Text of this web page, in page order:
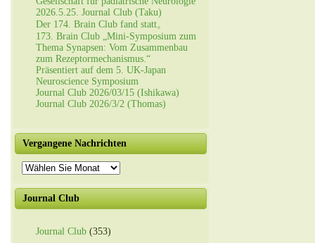
2026.5.25. Journal Club (Taku)
Der 174. Brain Club fand statt。
173. Brain Club „Mini-Symposium zum
Thema Synapsen: Vom Zusammenbau
zum Rezeptormechanismus.“
Präsentiert auf dem 5. UK-Japan
Neuroscience Symposium
Journal Club 2026/03/15 (Ishikawa)
Journal Club 2026/3/2 (Thomas)
Vergangene Nachrichten
Vergangene
Nachrichten
Journal Club
Journal Club (353)